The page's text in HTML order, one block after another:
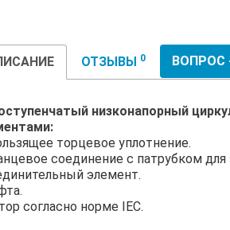
ОТЗЫВЫ 0 ВОПРОС
низконапорный
торцевое уплотнение.
соединение с патрубком для
элемент.
согласно норме IEC.